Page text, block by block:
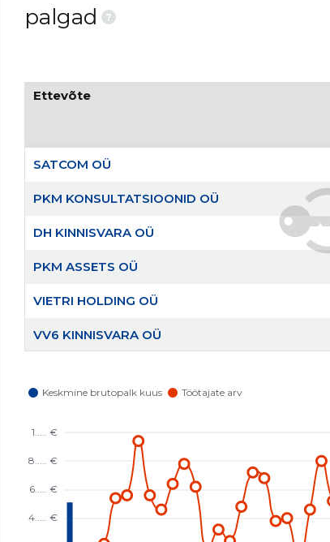
palgad
?
Ettevõte
SATCOM OÜ
PKM KONSULTATSIOONID OÜ
DH KINNISVARA OÜ
PKM ASSETS OÜ
VIETRI HOLDING OÜ
VV6 KINNISVARA OÜ
TALLINN, KESK-KALAMAJA TN 7 KORTERIÜHISTU